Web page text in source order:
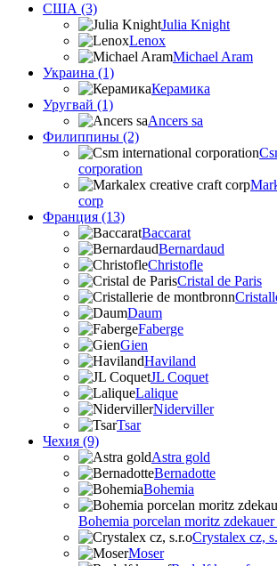
США (3)
Julia Knight
Lenox
Michael Aram
Украина (1)
Керамика
Уругвай (1)
Ancers sa
Филиппины (2)
corporation
corp
Франция (13)
Baccarat
Bernardaud
Christofle
Cristal de Paris
Daum
Faberge
Gien
Haviland
JL Coquet
Lalique
Niderviller
Tsar
Чехия (9)
Astra gold
Bernadotte
Bohemia
Bohemia porcelan moritz
Crystalex cz,
Moser